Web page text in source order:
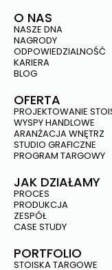
O NAS
NASZE DNA
NAGRODY
ODPOWIEDZIALNOŚĆ
KARIERA
BLOG
OFERTA
PROJEKTOWANIE
WYSPY HANDLOWE
ARANŻACJA WNĘTRZ
STUDIO GRAFICZNE
PROGRAM TARGOWY
JAK DZIAŁAMY
PROCES
PRODUKCJA
ZESPÓŁ
CASE STUDY
PORTFOLIO
STOISKA TARGOWE